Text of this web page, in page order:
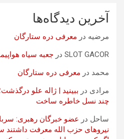
آخرین دیدگاه‌ها
مرضیه در معرفی دره ستارگان
SLOT GACOR در جعبه سیاه
محمد در معرفی دره ستارگان
مرادی در ببینید | ژاله علو
چند نسل خاطره ساخت
ساحل در عضو خبرگان رهبری:
نیروهای حزب الله معرفت داشتند